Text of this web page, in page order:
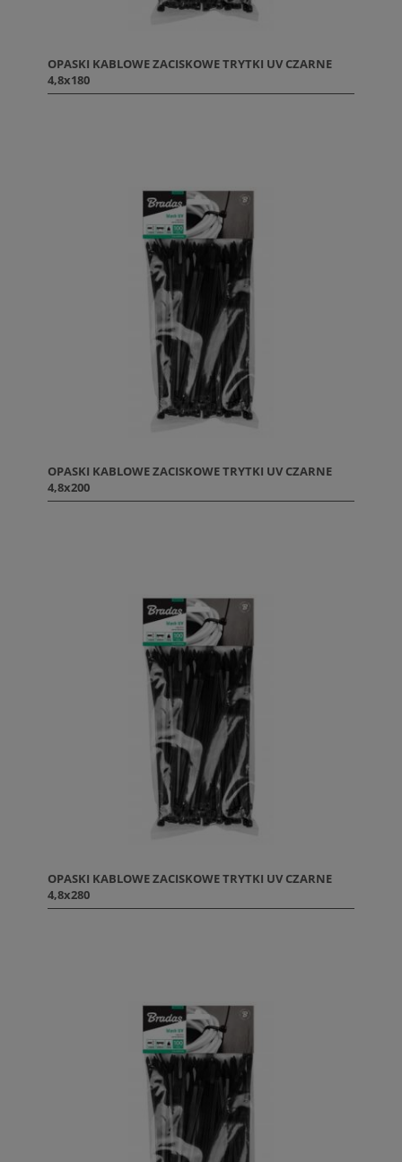
OPASKI KABLOWE ZACISKOWE TRYTKI UV CZARNE
4,8x180
OPASKI KABLOWE ZACISKOWE TRYTKI UV CZARNE
4,8x200
OPASKI KABLOWE ZACISKOWE TRYTKI UV CZARNE
4,8x280